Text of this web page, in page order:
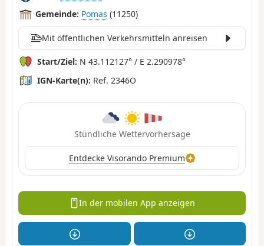
Gemeinde: Pomas (11250)
Mit öffentlichen Verkehrsmitteln anreisen
Start/Ziel: N 43.112127° / E 2.290978°
IGN-Karte(n): Ref. 2346O
Stündliche Wettervorhersage
Entdecke Visorando Premium
In der mobilen App anzeigen